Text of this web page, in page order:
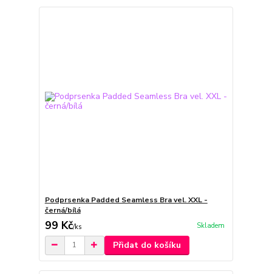
Podprsenka Padded Seamless Bra vel. XXL -
černá/bílá
99 Kč/ks Skladem
Přidat do košíku